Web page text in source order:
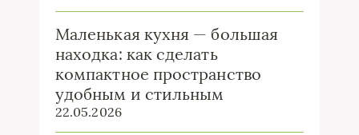
Маленькая кухня — большая
находка: как сделать
компактное пространство
удобным и стильным
22.05.2026